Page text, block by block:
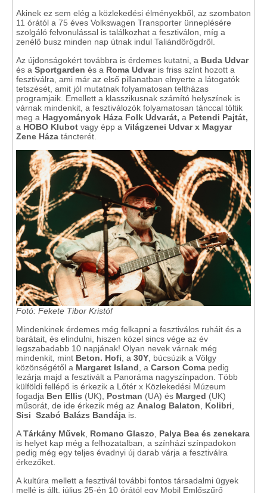
Akinek ez sem elég a közlekedési élményekből, az szombaton
11 órától a 75 éves Volkswagen Transporter ünneplésére
szolgáló felvonulással is találkozhat a fesztiválon, míg a
zenélő busz minden nap útnak indul Taliándörögdről.
Az újdonságokért továbbra is érdemes kutatni, a Buda Udvar
és a Sportgarden és a Roma Udvaris friss színt hozott a
fesztiválra, ami már az első pillanatban elnyerte a látogatók
tetszését, amit jól mutatnak folyamatosan teltházas
programjaik. Emellett a klasszikusnak számító helyszínek is
várnak mindenkit, a fesztiválozók folyamatosan tánccal töltik
meg a Hagyományok Háza Folk Udvarát, a Petendi Pajtát,
a HOBO Klubot vagy épp a Világzenei Udvar x Magyar
Zene Háza táncterét.
Fotó: Fekete Tibor Kristóf
Mindenkinek érdemes még felkapni a fesztiválos ruháit és a
barátait, és elindulni, hiszen közel sincs vége az év
legszabadabb 10 napjának! Olyan nevek várnak még
mindenkit, mint Beton. Hofi , a 30Y , búcsúzik a Völgy
közönségétől a Margaret Island , a Carson Coma pedig
lezárja majd a fesztivált a Panoráma nagyszínpadon. Több
külföldi fellépő is érkezik a Lőtér x Közlekedési Múzeum
fogadja Ben Ellis (UK), Postman (UA) és Marged (UK)
műsorát, de ide érkezik még az Analog Balaton Kolibri
Sisi Szabó Balázs Bandája is.
ATárkány Művek Romano Glaszo
Palya Bea és zenekara
is helyet kap még a felhozatalban, a színházi színpadokon
pedig még egy teljes évadnyi új darab várja a fesztiválra
érkezőket.
A kultúra mellett a fesztivál további fontos társadalmi ügyek
mellé is állt, július 25-én 10 órától egy Mobil Emlőszűrő